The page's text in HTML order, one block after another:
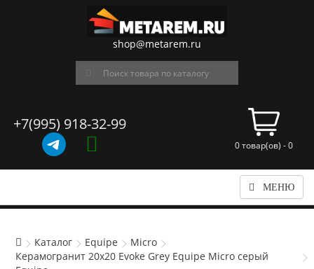
shop@metarem.ru
+7(995) 918-32-99
0 товар(ов) - 0
МЕНЮ
Каталог Equipe
Micro
Керамогранит 20x20 Evoke Grey Equipe Micro серый